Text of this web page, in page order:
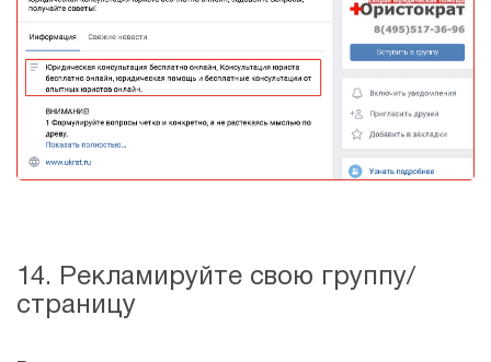
14. Рекламируйте свою группу/
страницу